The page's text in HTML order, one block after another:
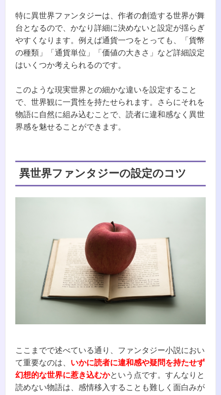
特に異世界ファンタジーは、作者の創造する世界が舞
台となるので、かなり詳細に決めないと設定が揺らぎ
やすくなります。例えば通貨一つをとっても、「貨幣
の種類」「通貨単位」「価値の大きさ」など詳細設定
はいくつか考えられるのです。
このような現実世界との細かな違いを設定すること
で、世界観に一貫性を持たせられます。さらにそれを
物語に自然に組み込むことで、読者に違和感なく異世
界感を魅せることができます。
異世界ファンタジーの設定のコツ
ここまでで述べている通り、ファンタジー小説におい
て重要なのは、 いかに読者に違和感や疑問を持たせず
幻想的な世界に惹き込むかという点です。すんなりと
読めない物語は、感情移入することも難しく面白みが